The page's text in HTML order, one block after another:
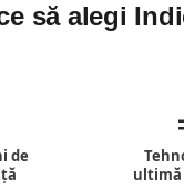
să alegi
de
ultimă